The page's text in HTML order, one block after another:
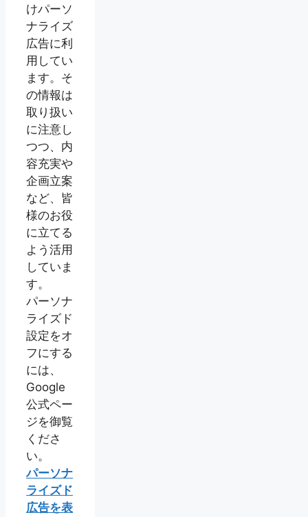
けパーソ
ナライズ
広告に利
用してい
ます。そ
の情報は
取り扱い
に注意し
つつ、内
容充実や
企画立案
など、皆
様のお役
に立てる
よう活用
していま
す。
パーソナ
ライズド
設定をオ
フにする
には、
Google
公式ペー
ジを御覧
くださ
い。
パーソナ
ライズド
広告を表